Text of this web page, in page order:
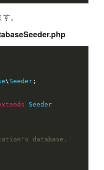
。
\ Seeder ;
Seeder
database.